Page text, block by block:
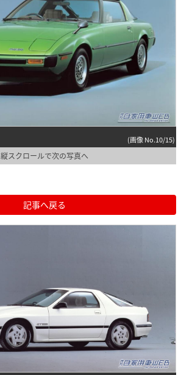
(画像 No.10/15)
縦スクロールで次の写真へ
記事へ戻る